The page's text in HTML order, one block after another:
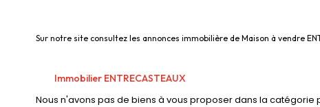
Sur notre site consultez les annonces immobilière de Maison à vendre
Immobilier ENTRECASTEAUX
Nous n'avons pas de biens à vous proposer dans la catégorie